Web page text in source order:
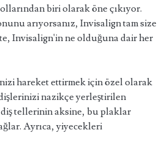
biri olarak öne çıkıyor.
arıyorsanız, Invisalign tam size
Invisalign'in ne olduğuna dair her
hareket ettirmek için özel olarak
nazikçe yerleştirilen
tellerinin aksine, bu plaklar
Ayrıca, yiyecekleri